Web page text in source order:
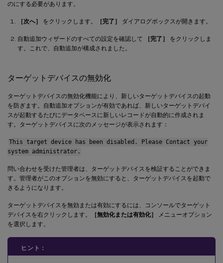
のにする必要があります。
［次へ］ をクリックします。 ［完了］ ダイアログボックスが開きます。
自動追加ウィザードのすべての設定を確認して ［完了］
をクリックしま
す。これで、自動追加が構成されました。
ターゲットデバイスの無効化
ターゲットデバイスの無効化機能により、新しいターゲットデバイスの起動
を防ぎます。自動追加オプションが有効であれば、新しいターゲットデバイ
スが起動するたびにデータベースに新しいレコードが自動的に作成されま
す。ターゲットデバイスに次のメッセージが表示されます：
This target device has been disabled. Please Contact your
system administrator.
問い合わせを受けた管理者は、ターゲットデバイスを検証することができま
す。管理者がこのオプションを無効にすると、ターゲットデバイスを起動で
きるようになります。
ターゲットデバイスを無効または有効にするには、コンソールでターゲット
デバイスを右クリックします。
［無効化または有効化］
メニューオプション
を選択します。
ヒント：